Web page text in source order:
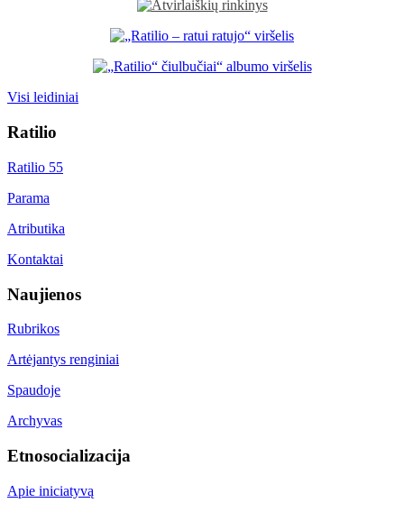
Visi leidiniai
Ratilio
Ratilio 55
Parama
Atributika
Kontaktai
Naujienos
Rubrikos
Artėjantys renginiai
Spaudoje
Archyvas
Etnosocializacija
Apie iniciatyvą